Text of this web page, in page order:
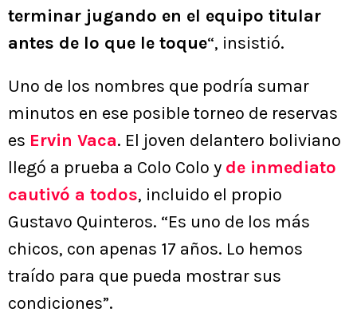
terminar jugando en el equipo titular
antes de lo que le toque“, insistió.
Uno de los nombres que podría sumar
minutos en ese posible torneo de reservas
es Ervin Vaca. El joven delantero boliviano
llegó a prueba a Colo Colo y de inmediato
cautivó a todos, incluido el propio
Gustavo Quinteros. “Es uno de los más
chicos, con apenas 17 años. Lo hemos
traído para que pueda mostrar sus
condiciones”.